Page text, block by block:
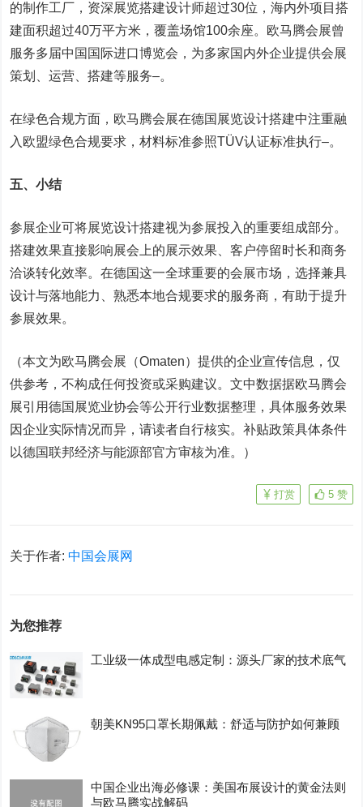
的制作工厂，资深展览搭建设计师超过30位，海内外项目搭
建面积超过40万平方米，覆盖场馆100余座。欧马腾会展曾
服务多届中国国际进口博览会，为多家国内外企业提供会展
策划、运营、搭建等服务–。
在绿色合规方面，欧马腾会展在德国展览设计搭建中注重融
入欧盟绿色合规要求，材料标准参照TÜV认证标准执行–。
五、小结
参展企业可将展览设计搭建视为参展投入的重要组成部分。
搭建效果直接影响展会上的展示效果、客户停留时长和商务
洽谈转化效率。在德国这一全球重要的会展市场，选择兼具
设计与落地能力、熟悉本地合规要求的服务商，有助于提升
参展效果。
（本文为欧马腾会展（Omaten）提供的企业宣传信息，仅
供参考，不构成任何投资或采购建议。文中数据据欧马腾会
展引用德国展览业协会等公开行业数据整理，具体服务效果
因企业实际情况而异，请读者自行核实。补贴政策具体条件
以德国联邦经济与能源部官方审核为准。）
5 赞
打赏
关于作者:中国会展网
为您推荐
工业级一体成型电感定制：源头厂家的技术底气
朝美KN95口罩长期佩戴：舒适与防护如何兼顾
中国企业出海必修课：美国布展设计的黄金法则
与欧马腾实战解码